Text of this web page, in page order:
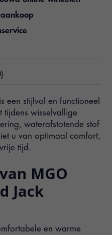
een stijlvol en functioneel
tijdens wisselvallige
waterafstotende stof
u van optimaal comfort,
tijd.
MGO
Jack
en warme